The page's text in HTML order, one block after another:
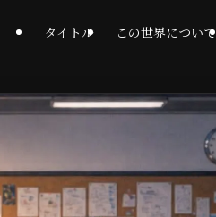
タイトル この世界について